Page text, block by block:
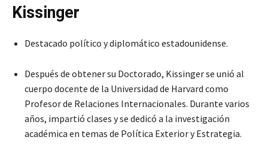
Kissinger
Destacado político y diplomático estadounidense.
Después de obtener su Doctorado, Kissinger se unió al
cuerpo docente de la Universidad de Harvard como
Profesor de Relaciones Internacionales. Durante varios
años, impartió clases y se dedicó a la investigación
académica en temas de Política Exterior y Estrategia.